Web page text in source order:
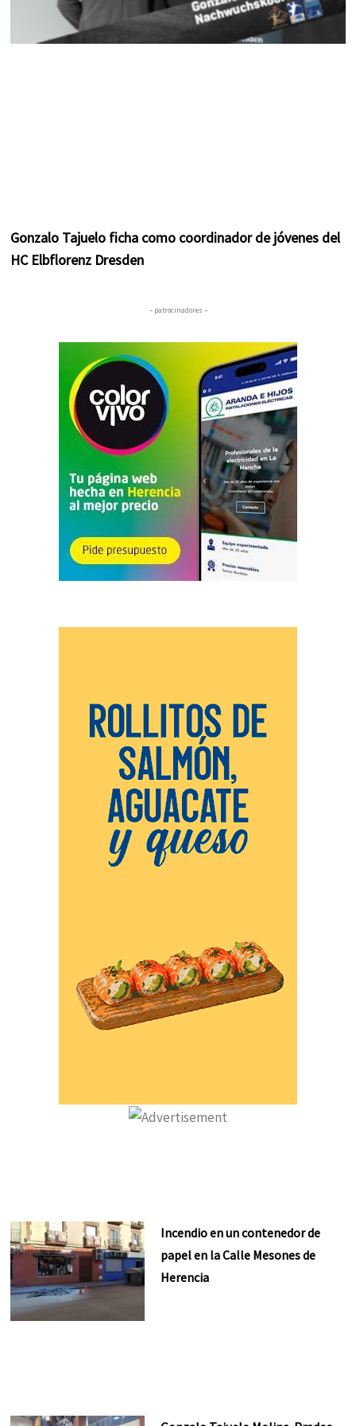
Gonzalo Tajuelo ficha como coordinador de jóvenes del
HC Elbflorenz Dresden
– patrocinadores –
Incendio en un contenedor de
papel en la Calle Mesones de
Herencia